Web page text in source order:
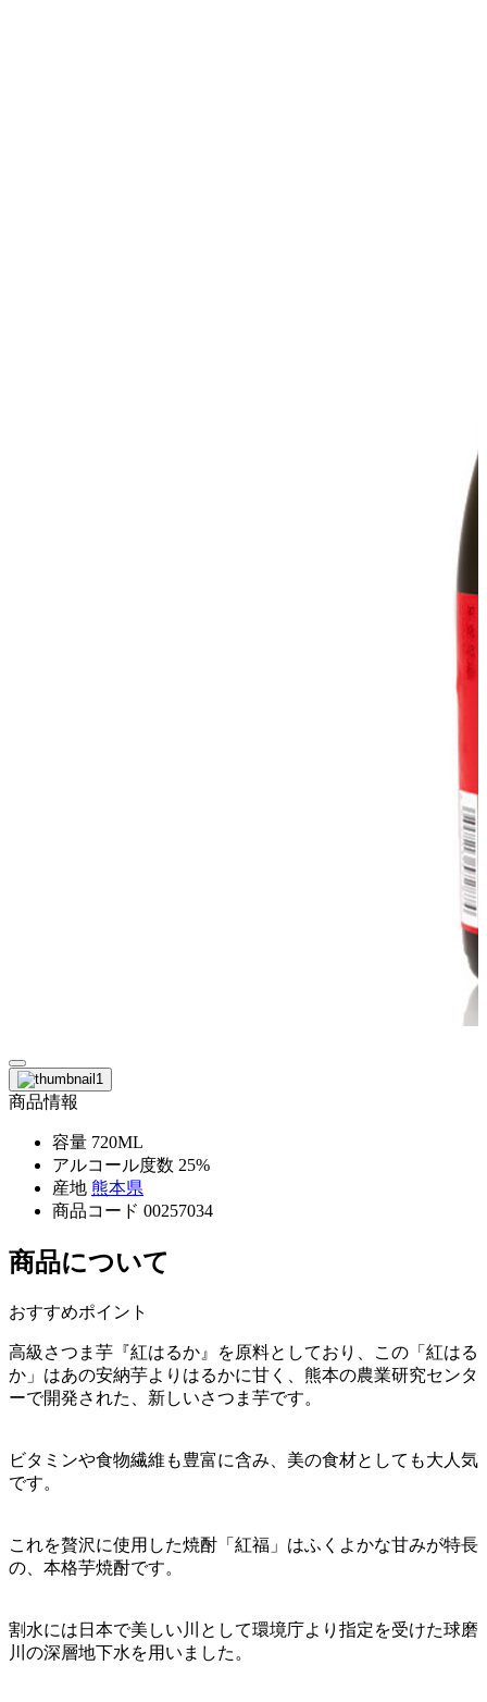
商品情報
容量 720ML
アルコール度数 25%
産地 熊本県
商品コード 00257034
商品について
おすすめポイント
高級さつま芋『紅はるか』を原料としており、この「紅はる
か」はあの安納芋よりはるかに甘く、熊本の農業研究センタ
ーで開発された、新しいさつま芋です。
ビタミンや食物繊維も豊富に含み、美の食材としても大人気
です。
これを贅沢に使用した焼酎「紅福」はふくよかな甘みが特長
の、本格芋焼酎です。
割水には日本で美しい川として環境庁より指定を受けた球磨
川の深層地下水を用いました。